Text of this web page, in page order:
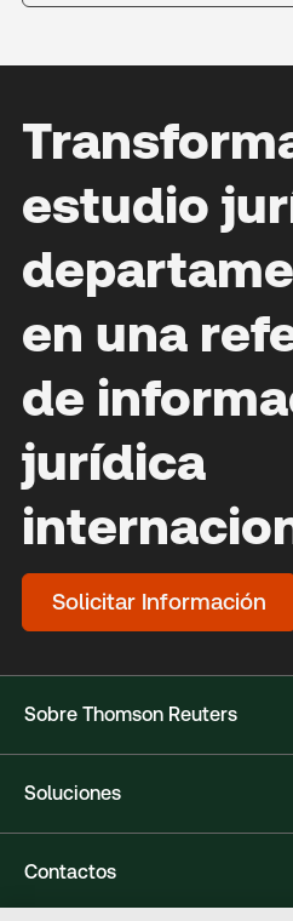
estudio
en una
de
jurídica
Solicitar Información
Sobre Thomson Reuters
Soluciones
Contactos